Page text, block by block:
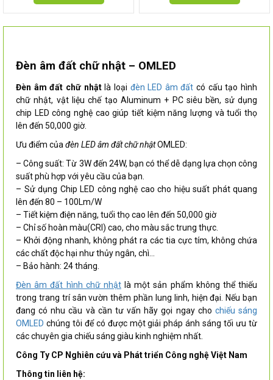
Đèn âm đất chữ nhật – OMLED
Đèn âm đất chữ nhậtlà loại đèn LED âm đất có cấu tạo hình
chữ nhật, vật liệu chế tạo Aluminum + PC siêu bền, sử dụng
chip LED công nghệ cao giúp tiết kiệm năng lượng và tuổi thọ
lên đến 50,000 giờ.
Ưu điểm củađèn LED âm đất chữ nhậtOMLED:
– Công suất: Từ 3W đến 24W, bạn có thể dễ dạng lựa chọn công
suất phù hợp với yêu cầu của bạn.
– Sử dụng Chip LED công nghệ cao cho hiệu suất phát quang
lên đến 80 – 100Lm/W
– Tiết kiệm điện năng, tuổi thọ cao lên đến 50,000 giờ
– Chỉ số hoàn màu(CRI) cao, cho màu sắc trung thực.
– Khởi động nhanh, không phát ra các tia cực tím, không chứa
các chất độc hại như thủy ngân, chì…
– Bảo hành: 24 tháng.
Đèn âm đất hình chữ nhậtlà một sản phẩm không thể thiếu
trong trang trí sân vườn thêm phần lung linh, hiện đại. Nếu bạn
đang có nhu cầu và cần tư vấn hãy gọi ngay cho chiếu sáng
OMLED chúng tôi để có được một giải pháp ánh sáng tối ưu từ
các chuyên gia chiếu sáng giàu kinh nghiệm nhất.
Công Ty CP Nghiên cứu và Phát triển Công nghệ Việt Nam
Thông tin liên hệ: